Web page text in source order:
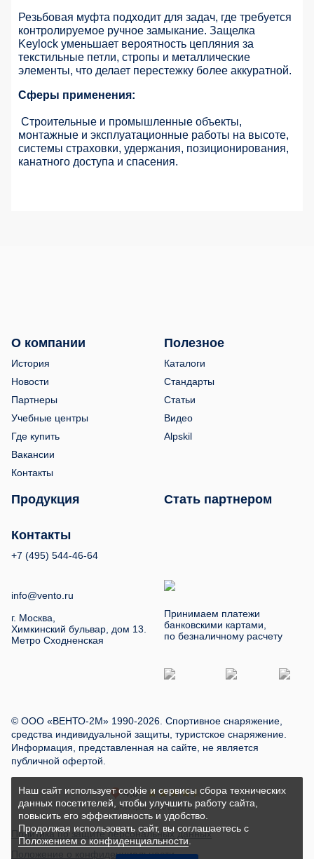
Резьбовая муфта подходит для задач, где требуется
контролируемое ручное замыкание. Защелка
Keylock уменьшает вероятность цепляния за
текстильные петли, стропы и металлические
элементы, что делает перестежку более аккуратной.
Сферы применения:
Строительные и промышленные объекты,
монтажные и эксплуатационные работы на высоте,
системы страховки, удержания, позиционирования,
канатного доступа и спасения.
О компании
История
Новости
Партнеры
Учебные центры
Где купить
Вакансии
Контакты
Полезное
Каталоги
Стандарты
Статьи
Видео
Alpskil
Продукция Стать партнером
Контакты
+7 (495) 544-46-64
info@vento.ru
г. Москва,
Химкинский бульвар, дом 13.
Метро Сходненская
Принимаем платежи
банковскими картами,
по безналичному расчету
© ООО «ВЕНТО-2М» 1990-2026. Спортивное снаряжение,
средства индивидуальной защиты, туристское снаряжение.
Информация, представленная на сайте, не является
публичной офертой.
Политика по защите персональных данных
Положение о конфиденциальности
Наш сайт использует cookie и сервисы сбора технических
данных посетителей, чтобы улучшить работу сайта,
повысить его эффективность и удобство.
Продолжая использовать сайт, вы соглашаетесь с
Положением о конфиденциальности.